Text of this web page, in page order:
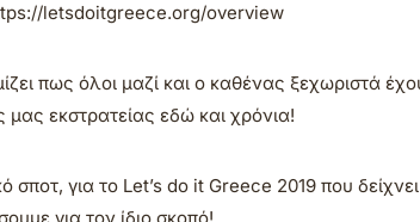
letsdoitgreece.org/overview
πως όλοι μαζί και ο καθένας ξεχωριστά
εκστρατείας εδώ και χρόνια!
σποτ, για το Let’s do it Greece 2019 που